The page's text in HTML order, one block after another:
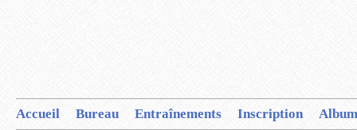
Accueil Bureau Entraînements Inscription